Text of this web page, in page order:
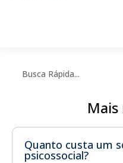
Quanto custa um
psicossocial?